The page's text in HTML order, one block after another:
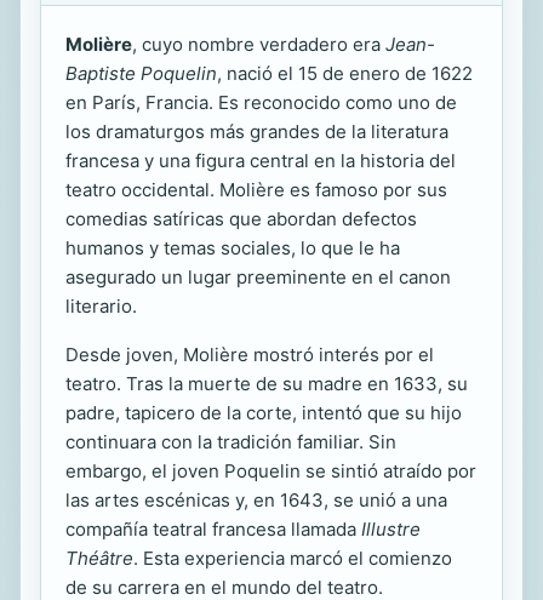
Molière, cuyo nombre verdadero era Jean-
Baptiste Poquelin, nació el 15 de enero de 1622
en París, Francia. Es reconocido como uno de
los dramaturgos más grandes de la literatura
francesa y una figura central en la historia del
teatro occidental. Molière es famoso por sus
comedias satíricas que abordan defectos
humanos y temas sociales, lo que le ha
asegurado un lugar preeminente en el canon
literario.
Desde joven, Molière mostró interés por el
teatro. Tras la muerte de su madre en 1633, su
padre, tapicero de la corte, intentó que su hijo
continuara con la tradición familiar. Sin
embargo, el joven Poquelin se sintió atraído por
las artes escénicas y, en 1643, se unió a una
compañía teatral francesa llamada Illustre
Théâtre. Esta experiencia marcó el comienzo
de su carrera en el mundo del teatro.